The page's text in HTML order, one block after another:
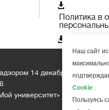

Политика в

14 декабря 2018 года
университет»
Наш сайт
Cookie .
Пользуясь